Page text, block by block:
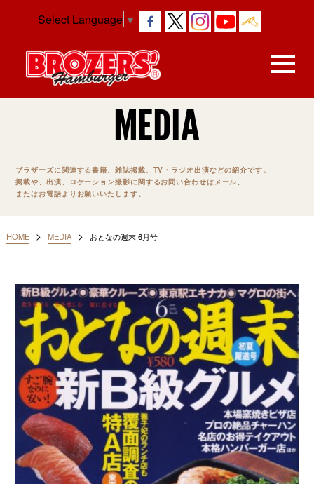
Select Language ▼
MEDIA
ブラザーズに関連する書籍、雑誌掲載、TV・ラジオ出演などの紹介です。
掲載や、出演、ロケーション撮影に関するお問い合わせはメール、
またはお電話よりお願いいたします。
HOME > MEDIA > おとなの週末 6月号